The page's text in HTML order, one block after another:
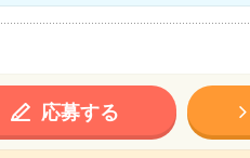
応募する